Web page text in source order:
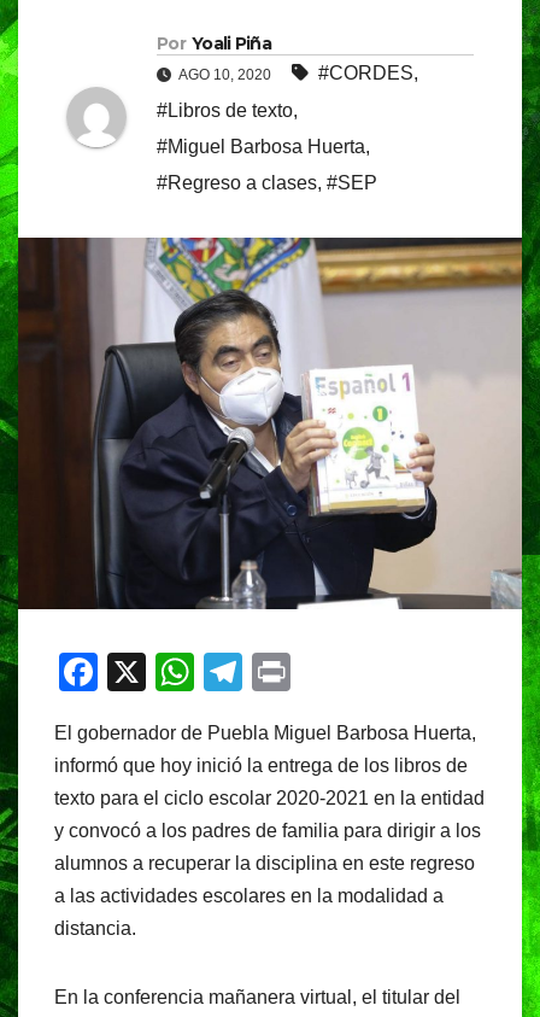
Por Yoali Piña
AGO 10, 2020 #CORDES,
#Libros de texto,
#Miguel Barbosa Huerta,
#Regreso a clases, #SEP
F
c
e
b
o
o
k
X
W
at
s
A
p
p
T
e
gr
a
m
t
El gobernador de Puebla Miguel Barbosa Huerta,
informó que hoy inició la entrega de los libros de
texto para el ciclo escolar 2020-2021 en la entidad
y convocó a los padres de familia para dirigir a los
alumnos a recuperar la disciplina en este regreso
a las actividades escolares en la modalidad a
distancia.
En la conferencia mañanera virtual, el titular del